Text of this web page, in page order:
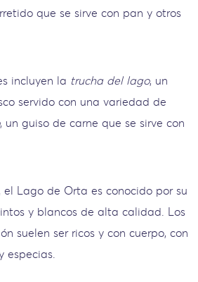
que se sirve con pan y otros
incluyen la trucha del lago, un
servido con una variedad de
, un guiso de carne que se sirve con
el Lago de Orta es conocido por su
y blancos de alta calidad. Los
suelen ser ricos y con cuerpo, con
especias.